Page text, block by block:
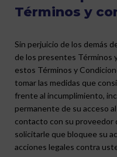
Términos y
Sin perjuicio de los demás
de los presentes Términos
estos Términos y
tomar las medidas que
frente al incumplimiento,
permanente de su acceso
contacto con su proveedor
solicitarle que bloquee su
acciones legales contra